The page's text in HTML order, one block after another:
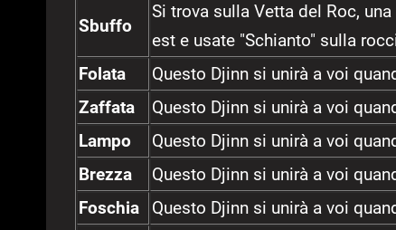
Sbuffo
Si trova sulla Vetta del Roc,
est e usate "Schianto" sulla
Folata
Questo Djinn si unirà a voi
Zaffata
Questo Djinn si unirà a voi
Lampo
Questo Djinn si unirà a voi
Brezza
Questo Djinn si unirà a voi
Foschia
Questo Djinn si unirà a voi